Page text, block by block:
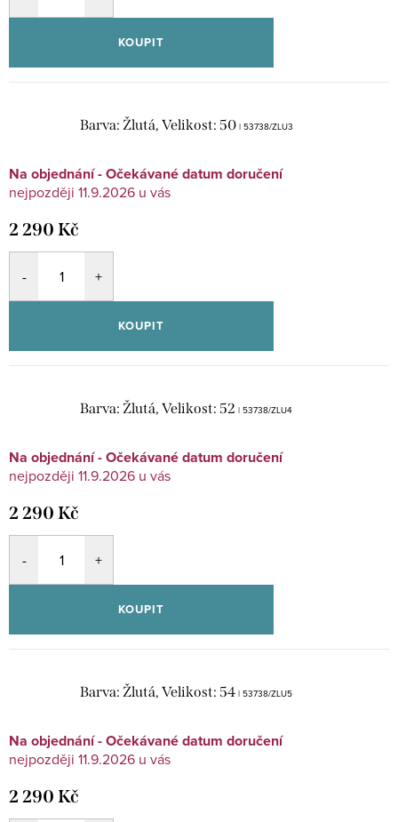
KOUPIT
Barva: Žlutá, Velikost: 50 | 53738/ZLU3
Na objednání - Očekávané datum doručení
11.9.2026
2 290 Kč
KOUPIT
Barva: Žlutá, Velikost: 52 | 53738/ZLU4
Na objednání - Očekávané datum doručení
11.9.2026
2 290 Kč
KOUPIT
Barva: Žlutá, Velikost: 54 | 53738/ZLU5
Na objednání - Očekávané datum doručení
11.9.2026
2 290 Kč